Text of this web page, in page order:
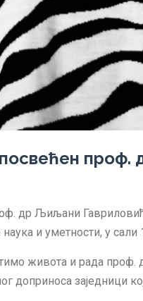
др Љиљани Гавриловић
и уметности, у сали
живота и рада
доприноса заједници